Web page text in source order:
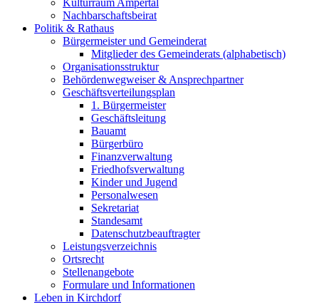
Kulturraum Ampertal
Nachbarschaftsbeirat
Politik & Rathaus
Bürgermeister und Gemeinderat
Mitglieder des Gemeinderats (alphabetisch)
Organisationsstruktur
Behördenwegweiser & Ansprechpartner
Geschäftsverteilungsplan
1. Bürgermeister
Geschäftsleitung
Bauamt
Bürgerbüro
Finanzverwaltung
Friedhofsverwaltung
Kinder und Jugend
Personalwesen
Sekretariat
Standesamt
Datenschutzbeauftragter
Leistungsverzeichnis
Ortsrecht
Stellenangebote
Formulare und Informationen
Leben in Kirchdorf